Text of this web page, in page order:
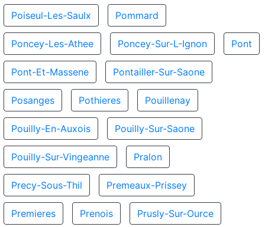
Poiseul-Les-Saulx Pommard
Poncey-Les-Athee Poncey-Sur-L-Ignon Pont
Pont-Et-Massene Pontailler-Sur-Saone
Posanges Pothieres Pouillenay
Pouilly-En-Auxois Pouilly-Sur-Saone
Pouilly-Sur-Vingeanne Pralon
Precy-Sous-Thil Premeaux-Prissey
Premieres Prenois Prusly-Sur-Ource